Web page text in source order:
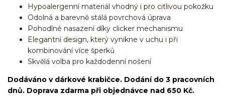
Hypoalergenní materiál vhodný i pro citlivou pokožku
Odolná a barevně stálá povrchová úprava
Pohodlné nasazení díky clicker mechanismu
Elegantní design, který vynikne v uchu i při
kombinování více šperků
Skvělá volba pro každodenní nošení
Dodáváno v dárkové krabičce. Dodání do 3 pracovních
dnů. Doprava zdarma při objednávce nad 650 Kč.